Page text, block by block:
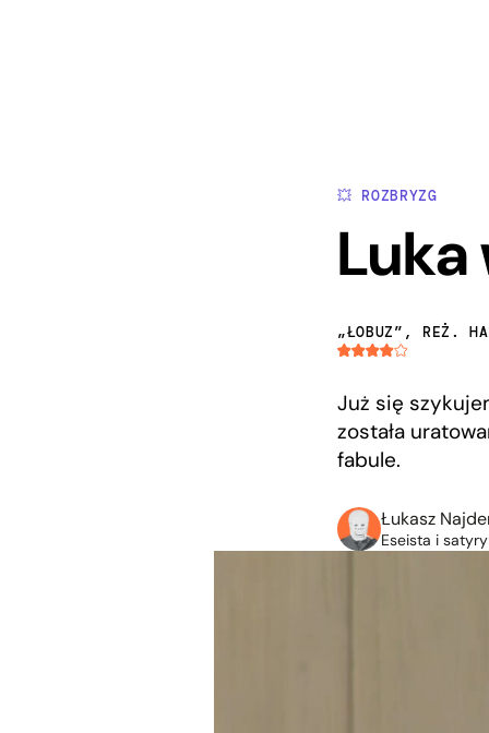
💥 ROZBRYZG
„ŁOBUZ”, REŻ.
Już się
została
fabule.
Łukasz
Eseista i